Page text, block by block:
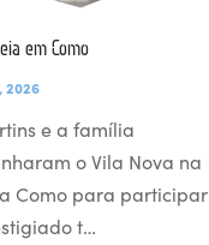
em Como
2026
e a família
o Vila Nova na
Como para participar
t…